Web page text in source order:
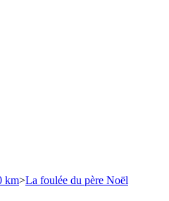
km>La foulée du père Noël